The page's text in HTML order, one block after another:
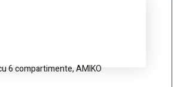
6 compartimente, AMIKO